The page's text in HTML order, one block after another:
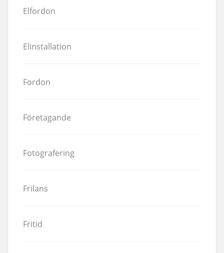
Elfordon
Elinstallation
Fordon
Företagande
Fotografering
Frilans
Fritid